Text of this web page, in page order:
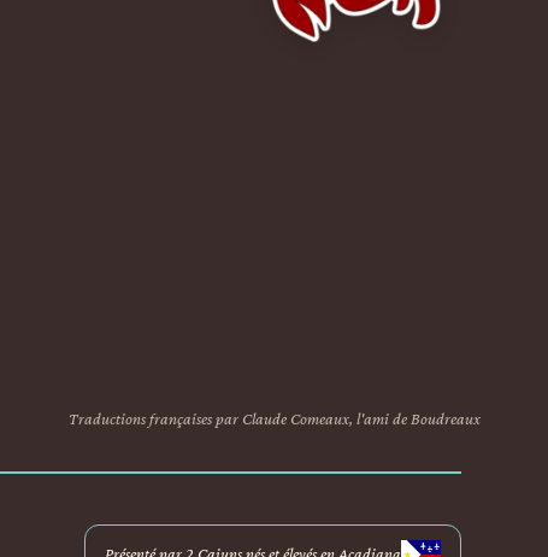
Traductions françaises par Claude Comeaux, l'ami de Boudreaux